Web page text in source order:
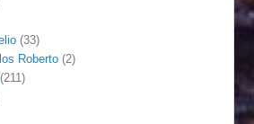
(33)
Roberto(2)
(211)